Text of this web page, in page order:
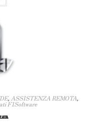
, ASSISTENZA REMOTA,
F1Software